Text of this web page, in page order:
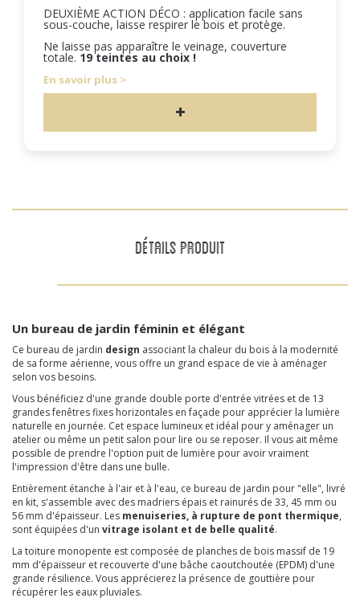
DEUXIÈME ACTION DÉCO : application facile sans
sous-couche, laisse respirer le bois et protège.
Ne laisse pas apparaître le veinage, couverture
totale. 19 teintes au choix !
En savoir plus
DÉTAILS PRODUIT
Un bureau de jardin féminin et élégant
Ce bureau de jardin design associant la chaleur du bois à la modernité
de sa forme aérienne, vous offre un grand espace de vie à aménager
selon vos besoins.
Vous bénéficiez d'une grande double porte d'entrée vitrées et de 13
grandes fenêtres fixes horizontales en façade pour apprécier la lumière
naturelle en journée. Cet espace lumineux et idéal pour y aménager un
atelier ou même un petit salon pour lire ou se reposer. Il vous ait même
possible de prendre l'option puit de lumière pour avoir vraiment
l'impression d'être dans une bulle.
Entièrement étanche à l'air et à l'eau, ce bureau de jardin pour "elle", livré
en kit, s'assemble avec des madriers épais et rainurés de 33, 45 mm ou
56 mm d'épaisseur. Les menuiseries, à rupture de pont thermique,
sont équipées d'un vitrage isolant et de belle qualité.
La toiture monopente est composée de planches de bois massif de 19
mm d'épaisseur et recouverte d'une bâche caoutchoutée (EPDM) d'une
grande résilience. Vous apprécierez la présence de gouttière pour
récupérer les eaux pluviales.